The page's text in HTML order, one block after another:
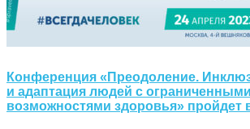
Конференция «Преодоление.
и адаптация людей с ограниченными
возможностями здоровья» пройдет